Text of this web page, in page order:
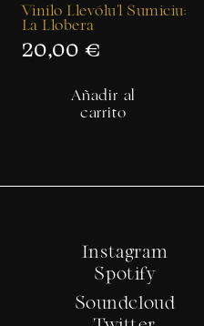
Vinilo Llevólu’l Sumiciu:
La Llobera
20,00€
Añadir al
carrito
Instagram
Spotify
Soundcloud